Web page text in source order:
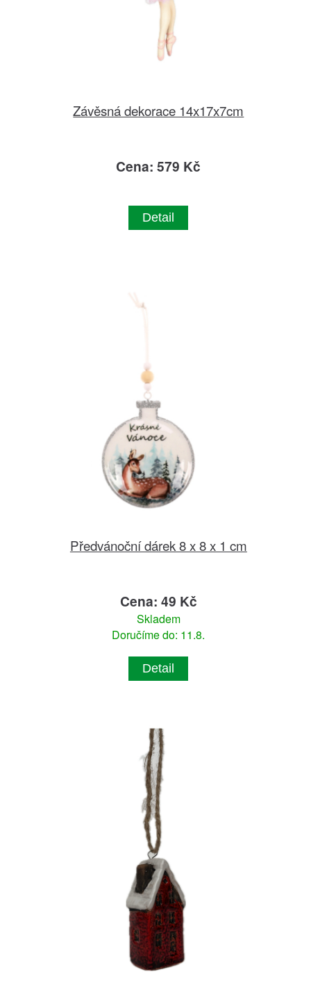
Závěsná dekorace 14x17x7cm
Cena: 579 Kč
Detail
Předvánoční dárek 8 x 8 x 1 cm
Cena: 49 Kč
Skladem
Doručíme do: 11.8.
Detail